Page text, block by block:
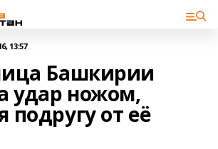
13:57
Башкирии
удар ножом,
от её